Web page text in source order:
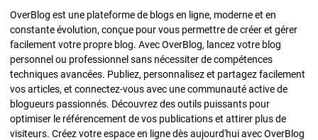
OverBlog est une plateforme de blogs en ligne, moderne et en
constante évolution, conçue pour vous permettre de créer et gérer
facilement votre propre blog. Avec OverBlog, lancez votre blog
personnel ou professionnel sans nécessiter de compétences
techniques avancées. Publiez, personnalisez et partagez facilement
vos articles, et connectez-vous avec une communauté active de
blogueurs passionnés. Découvrez des outils puissants pour
optimiser le référencement de vos publications et attirer plus de
visiteurs. Créez votre espace en ligne dès aujourd'hui avec OverBlog